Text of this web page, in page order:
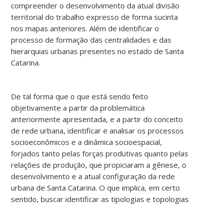
compreender o desenvolvimento da atual divisão
territorial do trabalho expresso de forma sucinta
nos mapas anteriores. Além de identificar o
processo de formação das centralidades e das
hierarquias urbanas presentes no estado de Santa
Catarina.
De tal forma que o que está sendo feito
objetivamente a partir da problemática
anteriormente apresentada, e a partir do conceito
de rede urbana, identificar e analisar os processos
socioeconômicos e a dinâmica socioespacial,
forjados tanto pelas forças produtivas quanto pelas
relações de produção, que propiciaram a gênese, o
desenvolvimento e a atual configuração da rede
urbana de Santa Catarina. O que implica, em certo
sentido, buscar identificar as tipologias e topologias